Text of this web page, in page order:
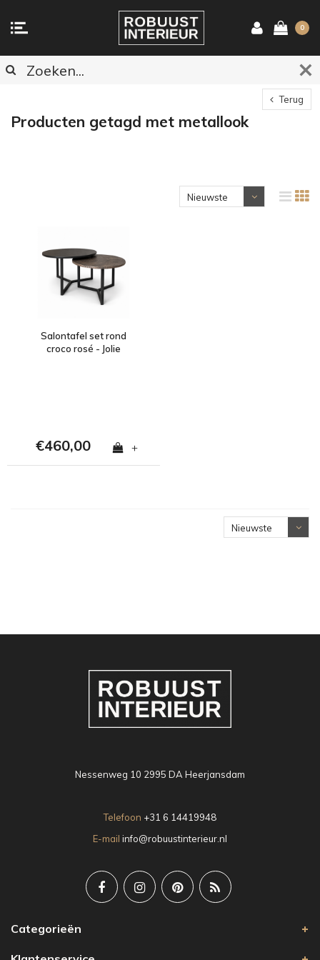
0
Terug
Producten getagd met metallook
Nieuwste
Salontafel set rond
croco rosé - Jolie
€460,00 +
Nieuwste
Nessenweg 10 2995 DA Heerjansdam
Telefoon +31 6 14419948
E-mail info@robuustinterieur.nl
Categorieën